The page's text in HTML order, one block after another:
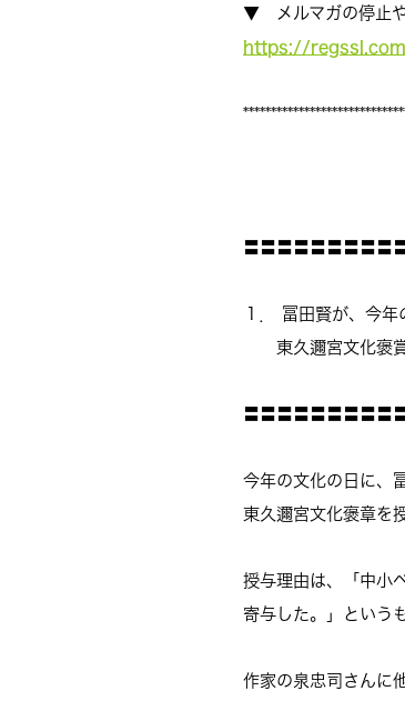
▼ メルマガの停止
https://
〓〓〓〓〓〓〓〓〓
１． 冨田賢が、今年
東久邇宮文化褒賞
〓〓〓〓〓〓〓〓〓
今年の文化の日に、
東久邇宮文化褒章を
授与理由は、「中小
寄与した。」という
作家の泉忠司さんに